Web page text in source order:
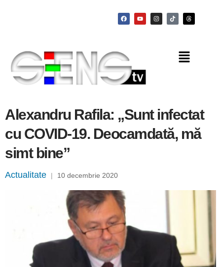
Alexandru Rafila: „Sunt infectat
cu COVID-19. Deocamdată, mă
simt bine”
Actualitate | 10 decembrie 2020